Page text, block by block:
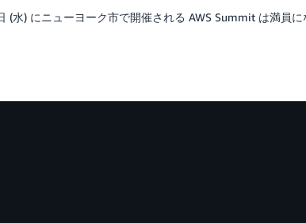
(水) にニューヨーク市で開催される AWS Summit は満員